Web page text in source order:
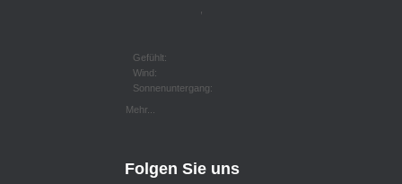
Gefühlt:
Wind:
Sonnenuntergang:
Mehr...
Folgen Sie uns